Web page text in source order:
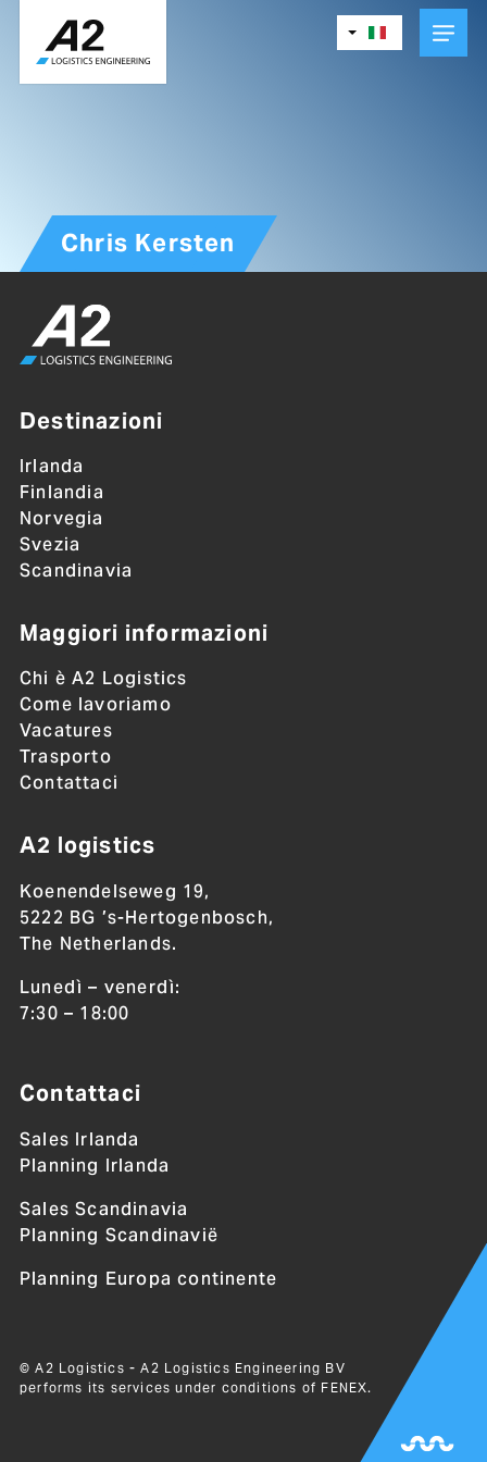
main
content
Chris Kersten
Destinazioni
Irlanda
Finlandia
Norvegia
Svezia
Scandinavia
Maggiori informazioni
Chi è A2 Logistics
Come lavoriamo
Vacatures
Trasporto
Contattaci
A2 logistics
Koenendelseweg 19,
5222 BG ’s-Hertogenbosch,
The Netherlands.
Lunedì – venerdì:
7:30 – 18:00
Contattaci
Sales Irlanda
Planning Irlanda
Sales Scandinavia
Planning Scandinavië
Planning Europa continente
© A2 Logistics - A2 Logistics Engineering BV
performs its services under conditions of FENEX.